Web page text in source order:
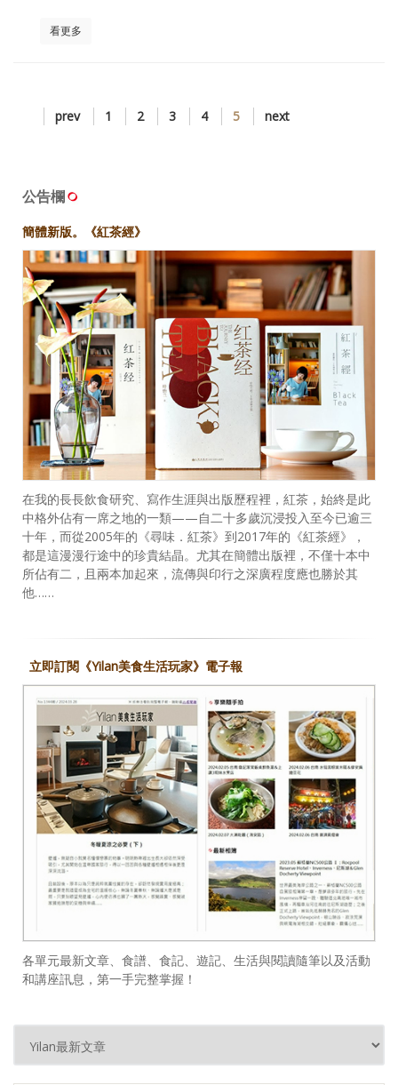
看更多
prev 1 2 3 4 5 next
公告欄
簡體新版。《紅茶經》
在我的長長飲食研究、寫作生涯與出版歷程裡，紅茶，始終是此
中格外佔有一席之地的一類——自二十多歲沉浸投入至今已逾三
十年，而從2005年的《尋味．紅茶》到2017年的《紅茶經》，
都是這漫漫行途中的珍貴結晶。尤其在簡體出版裡，不僅十本中
所佔有二，且兩本加起來，流傳與印行之深廣程度應也勝於其
他……
立即訂閱《Yilan美食生活玩家》電子報
各單元最新文章、食譜、食記、遊記、生活與閱讀隨筆以及活動
和講座訊息，第一手完整掌握！